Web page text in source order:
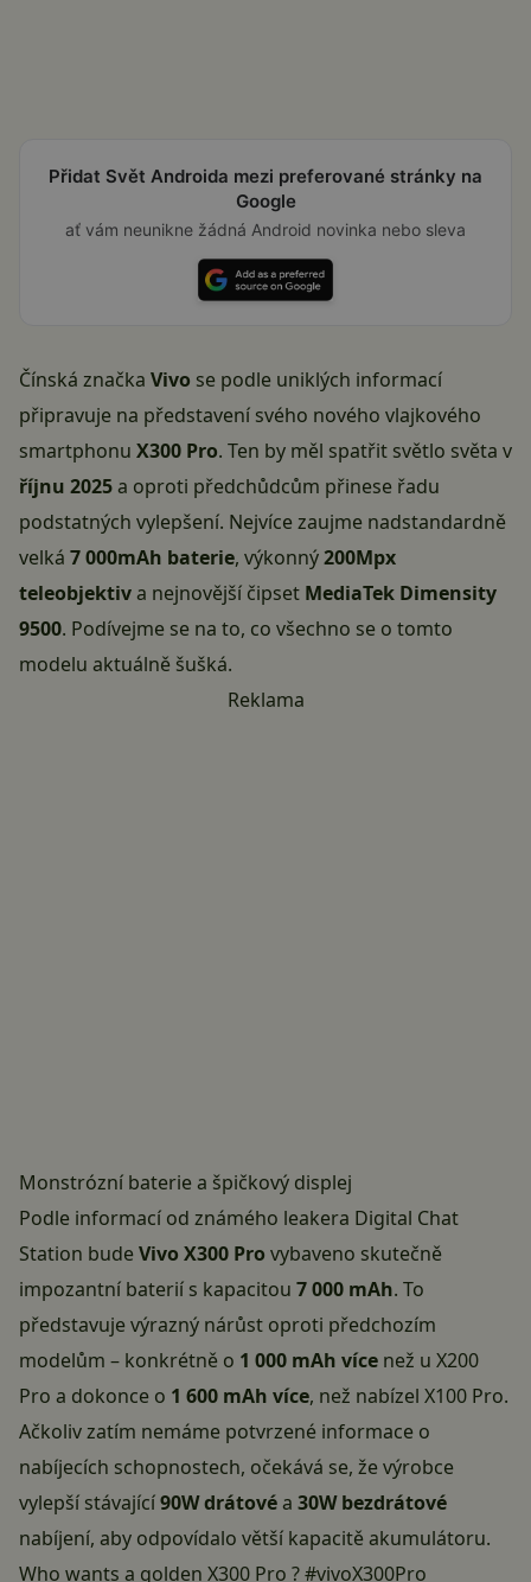
Přidat Svět Androida mezi preferované stránky na
Google
ať vám neunikne žádná Android novinka nebo sleva
Čínská značka Vivo se podle uniklých informací
připravuje na představení svého nového vlajkového
smartphonu X300 Pro. Ten by měl spatřit světlo světa v
říjnu 2025a oproti předchůdcům přinese řadu
podstatných vylepšení. Nejvíce zaujme nadstandardně
velká 7 000mAh baterie, výkonný200Mpx
teleobjektiva nejnovější čipset MediaTek Dimensity
9500. Podívejme se na to, co všechno se o tomto
modelu aktuálně šušká.
Reklama
Monstrózní baterie a špičkový displej
Podle informací od známého leakera Digital Chat
Station budeVivo X300 Pro vybaveno skutečně
impozantní baterií s kapacitou 7 000 mAh. To
představuje výrazný nárůst oproti předchozím
modelům – konkrétně o 1 000 mAh více než u X200
Pro a dokonce o 1 600 mAh více, než nabízel X100 Pro.
Ačkoliv zatím nemáme potvrzené informace o
nabíjecích schopnostech, očekává se, že výrobce
vylepší stávající90W drátovéa 30W bezdrátové
nabíjení, aby odpovídalo větší kapacitě akumulátoru.
Who wants a golden X300 Pro ?#vivoX300Pro